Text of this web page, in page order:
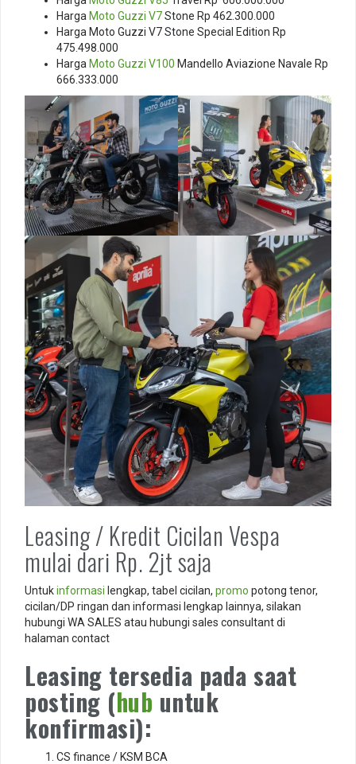
Harga Moto Guzzi V7Stone Rp 462.300.000
Harga Moto Guzzi V7 Stone Special Edition Rp
475.498.000
Harga Moto Guzzi V100 Mandello Aviazione Navale Rp
666.333.000
Leasing / Kredit Cicilan Vespa
mulai dari Rp. 2jt saja
Untukinformasi lengkap, tabel cicilan, promo potong tenor,
cicilan/DP ringan dan informasi lengkap lainnya, silakan
hubungi WA SALES atau hubungi sales consultant di
halaman contact
Leasing tersedia pada saat
posting (hub untuk
konfirmasi):
CS finance / KSM BCA